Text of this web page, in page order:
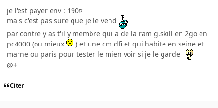
je l'est payer env : 190¤
mais c'est pas sure que je le vend
par contre y as t'il y membre qui a de la ram g.skill en 2go en
pc4000 (ou mieux
) et une cm dfi et qui habite en seine et
marne ou paris pour tester le mien voir si je le garde
@+
Citer